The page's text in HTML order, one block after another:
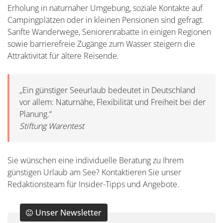
Erholung in naturnaher Umgebung, soziale Kontakte auf
Campingplätzen oder in kleinen Pensionen sind gefragt.
Sanfte Wanderwege, Seniorenrabatte in einigen Regionen
sowie barrierefreie Zugänge zum Wasser steigern die
Attraktivität für ältere Reisende.
„Ein günstiger Seeurlaub bedeutet in Deutschland
vor allem: Naturnähe, Flexibilität und Freiheit bei der
Planung.“
Stiftung Warentest
Sie wünschen eine individuelle Beratung zu Ihrem
günstigen Urlaub am See? Kontaktieren Sie unser
Redaktionsteam für Insider-Tipps und Angebote.
Unser Newsletter